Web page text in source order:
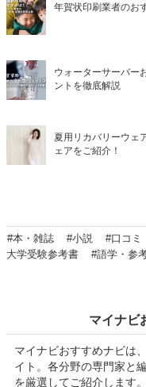
年賀状印刷業者のお
ウォーターサーバー
ントを徹底解説
夏用リカバリーウェ
ェアをご紹介！
#本・雑誌 #小説 #口コミ
大学受験参考書
#語学・参
マイナビ
マイナビおすすめナビは
イト。各分野の専門家と
を厳選してご紹介します